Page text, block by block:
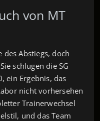
von MT
des Abstiegs, doch
schlugen die SG
ein Ergebnis, das
nicht vorhersehen
Trainerwechsel
und das Team